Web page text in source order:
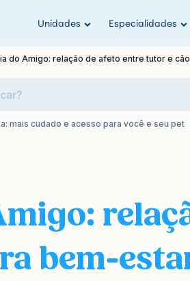
Unidades Especialidades
do Amigo: relação de afeto entre tutor e
mais cudado e acesso para você e seu pet
bem-